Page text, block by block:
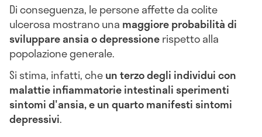
Di conseguenza, le persone affette da colite
ulcerosa mostrano una maggiore probabilità di
sviluppare ansia o depressionerispetto alla
popolazione generale.
Si stima, infatti, cheun terzo degli individui con
malattie infiammatorie intestinali sperimenti
sintomi d'ansia, e un quarto manifesti sintomi
depressivi.